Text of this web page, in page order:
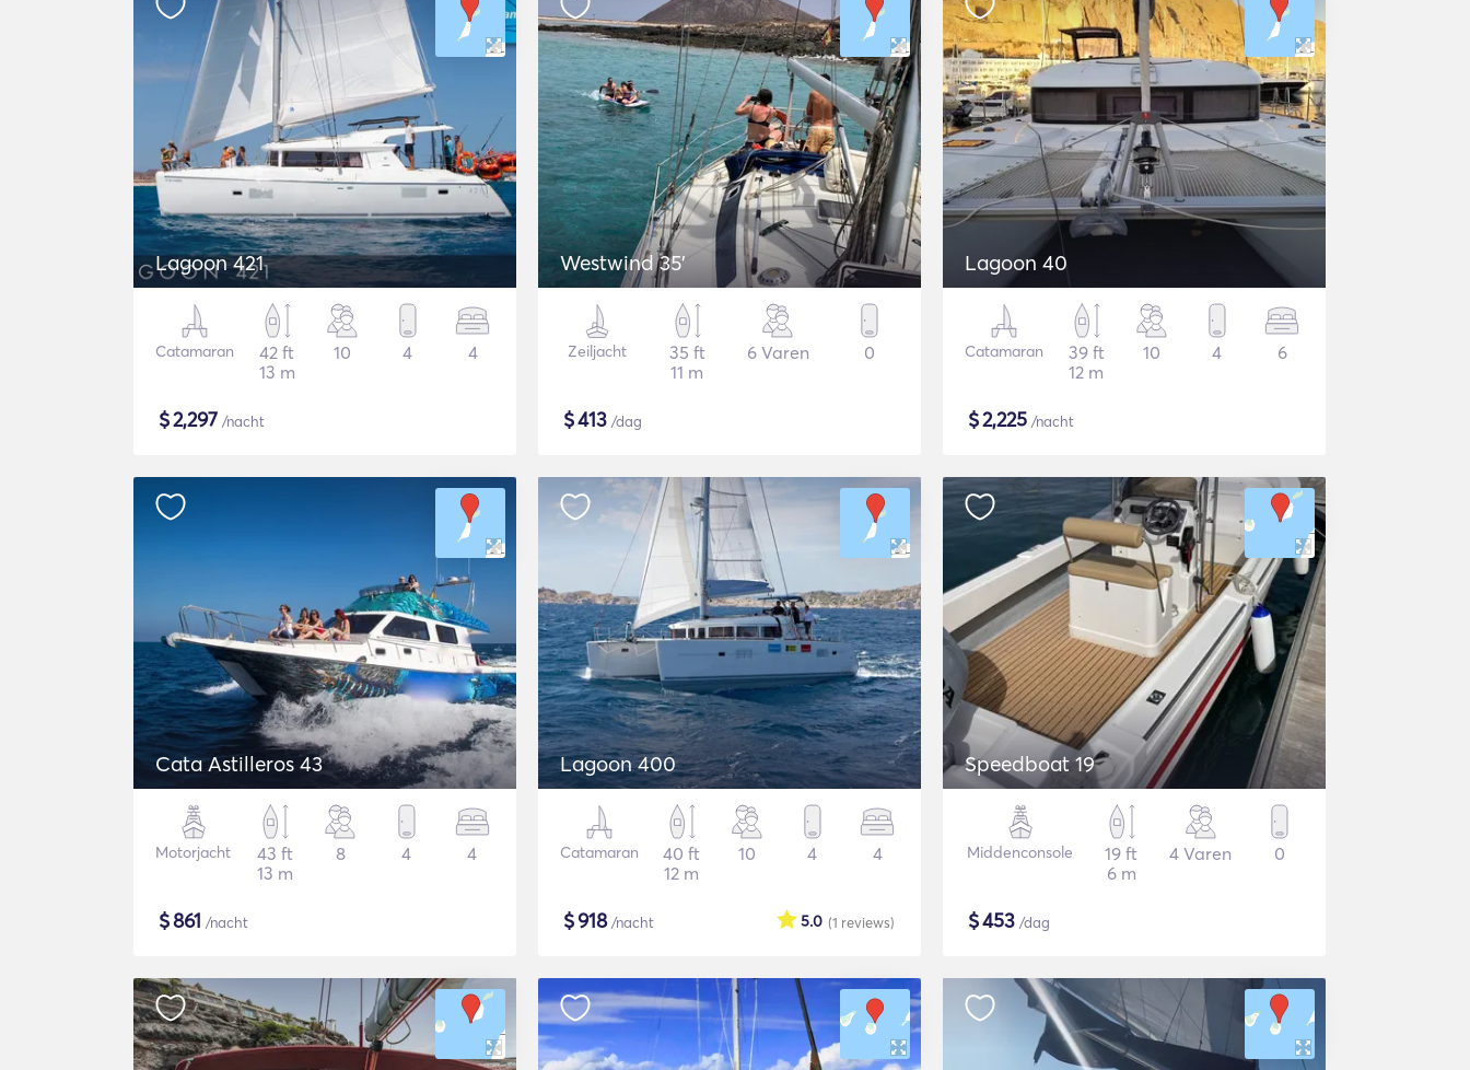
Lagoon 421
Catamaran
42 ft
13 m
10 4 4
$2,297 /nacht
Westwind 35'
Zeiljacht
35 ft
11 m
6 Varen 0
$413 /dag
Lagoon 40
Catamaran
39 ft
12 m
10 4 6
$2,225 /nacht
Cata Astilleros 43
Motorjacht
43 ft
13 m
8 4 4
$861 /nacht
Lagoon 400
Catamaran
40 ft
12 m
10 4 4
$918/nacht (1 reviews)
5.0
Speedboat 19
Middenconsole
19 ft
6 m
4 Varen 0
$453 /dag